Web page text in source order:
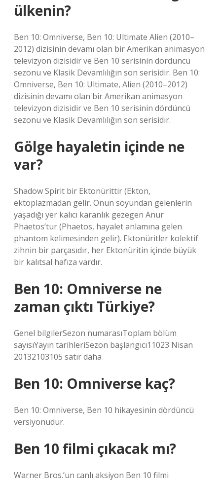
ülkenin?
Ben 10: Omniverse, Ben 10: Ultimate Alien (2010–
2012) dizisinin devamı olan bir Amerikan animasyon
televizyon dizisidir ve Ben 10 serisinin dördüncü
sezonu ve Klasik Devamlılığın son serisidir. Ben 10:
Omniverse, Ben 10: Ultimate, Alien (2010–2012)
dizisinin devamı olan bir Amerikan animasyon
televizyon dizisidir ve Ben 10 serisinin dördüncü
sezonu ve Klasik Devamlılığın son serisidir.
Gölge hayaletin içinde ne
var?
Shadow Spirit bir Ektonürittir (Ekton,
ektoplazmadan gelir. Onun soyundan gelenlerin
yaşadığı yer kalıcı karanlık gezegen Anur
Phaetos’tur (Phaetos, hayalet anlamına gelen
phantom kelimesinden gelir). Ektonüritler kolektif
zihnin bir parçasıdır, her Ektonüritin içinde büyük
bir kalıtsal hafıza vardır.
Ben 10: Omniverse ne
zaman çıktı Türkiye?
Genel bilgilerSezon numarasıToplam bölüm
sayısıYayın tarihleriSezon başlangıcı11023 Nisan
20132103105 satır daha
Ben 10: Omniverse kaç?
Ben 10: Omniverse, Ben 10 hikayesinin dördüncü
versiyonudur.
Ben 10 filmi çıkacak mı?
Warner Bros.’un canlı aksiyon Ben 10 filmi